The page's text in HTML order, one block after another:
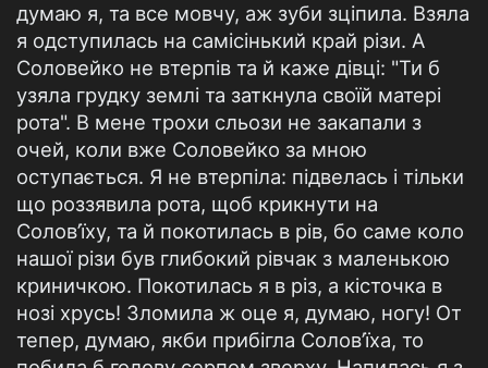
думаю я, та все мовчу, аж зуби зціпила. Взяла
я одступилась на самісінький край різи. А
Соловейко не втерпів та й каже дівці: "Ти б
узяла грудку землі та заткнула своїй матері
рота". В мене трохи сльози не закапали з
очей, коли вже Соловейко за мною
оступається. Я не втерпіла: підвелась і тільки
що роззявила рота, щоб крикнути на
Солов’їху, та й покотилась в рів, бо саме коло
нашої різи був глибокий рівчак з маленькою
криничкою. Покотилась я в різ, а кісточка в
нозі хрусь! Зломила ж оце я, думаю, ногу! От
тепер, думаю, якби прибігла Солов’їха, то